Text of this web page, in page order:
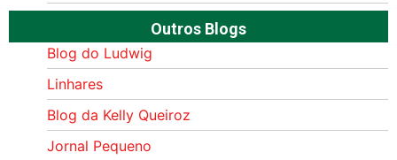
Outros Blogs
Blog do Ludwig
Linhares
Blog da Kelly Queiroz
Jornal Pequeno